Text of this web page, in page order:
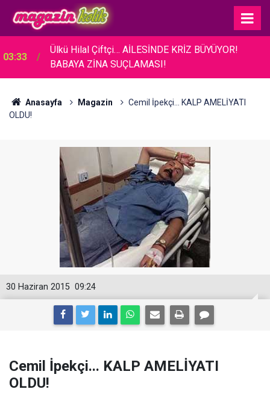
03:26 Acun Ilıcalı... BAKAN ERSOY'A TANITIM ZİYARETİ!
Anasayfa Magazin
Cemil İpekçi... KALP AMELİYATI
OLDU!
09:24
30 Haziran 2015
Cemil İpekçi... KALP AMELİYATI
OLDU!